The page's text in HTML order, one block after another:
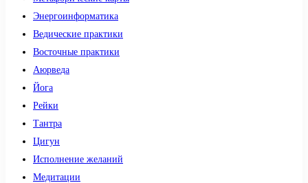
Энергоинформатика
Ведические практики
Восточные практики
Аюрведа
Йога
Рейки
Тантра
Цигун
Исполнение желаний
Медитации